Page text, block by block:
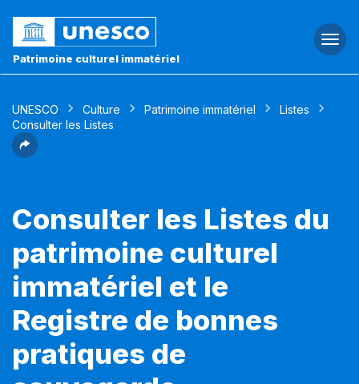
Patrimoine culturel immatériel
UNESCO Culture Patrimoine immatériel
Listes
Consulter les Listes
Consulter les Listes du
patrimoine culturel
immatériel et le
Registre de bonnes
pratiques de